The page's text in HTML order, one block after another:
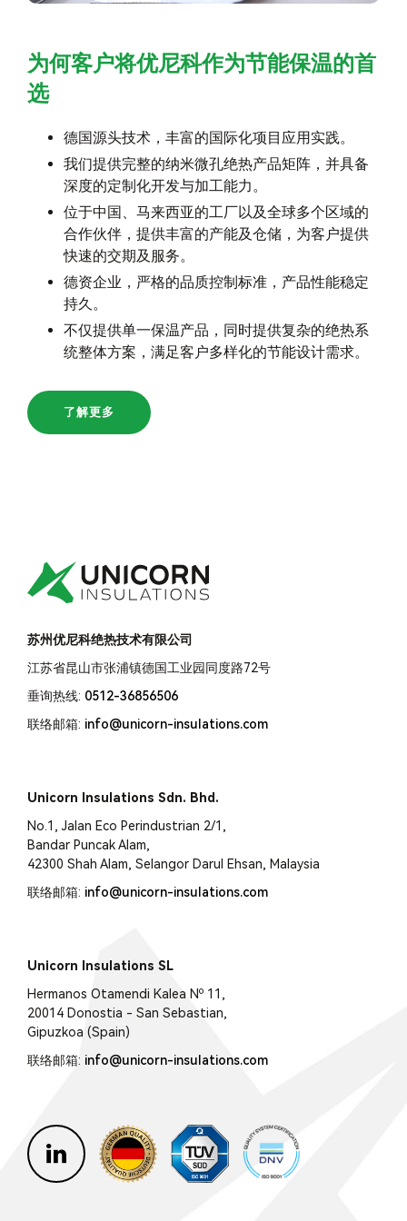
为何客户将优尼科作为节能保温的首
选
德国源头技术，丰富的国际化项目应用实践。
我们提供完整的纳米微孔绝热产品矩阵，并具备
深度的定制化开发与加工能力。
位于中国、马来西亚的工厂以及全球多个区域的
合作伙伴，提供丰富的产能及仓储，为客户提供
快速的交期及服务。
德资企业，严格的品质控制标准，产品性能稳定
持久。
不仅提供单一保温产品，同时提供复杂的绝热系
统整体方案，满足客户多样化的节能设计需求。
了解更多
苏州优尼科绝热技术有限公司
江苏省昆山市张浦镇德国工业园同度路72号
垂询热线: 0512-36856506
联络邮箱: info@unicorn-insulations.com
Unicorn Insulations Sdn. Bhd.
No.1, Jalan Eco Perindustrian 2/1,
Bandar Puncak Alam,
42300 Shah Alam, Selangor Darul Ehsan, Malaysia
联络邮箱: info@unicorn-insulations.com
Unicorn Insulations SL
Hermanos Otamendi Kalea Nº 11,
20014 Donostia - San Sebastian,
Gipuzkoa (Spain)
联络邮箱: info@unicorn-insulations.com